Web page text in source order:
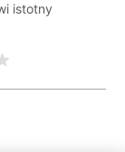
istotny